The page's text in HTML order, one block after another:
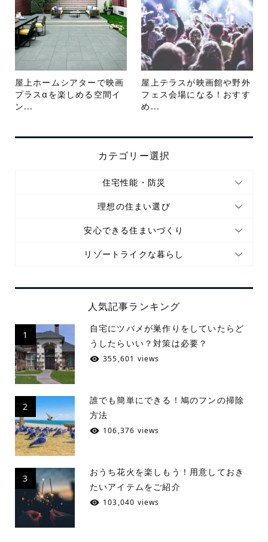
屋上ホームシアターで映画
プラスαを楽しめる空間イ
ン...
屋上テラスが映画館や野外
フェス会場になる！おすす
め...
カテゴリー選択
住宅性能・防災
理想の住まい選び
安心できる住まいづくり
リゾートライクな暮らし
人気記事ランキング
1
自宅にツバメが巣作りをしていたらど
うしたらいい？対策は必要？
355,601 views
2
誰でも簡単にできる！鳩のフンの掃除
方法
106,376 views
3
おうち花火を楽しもう！用意しておき
たいアイテムをご紹介
103,040 views